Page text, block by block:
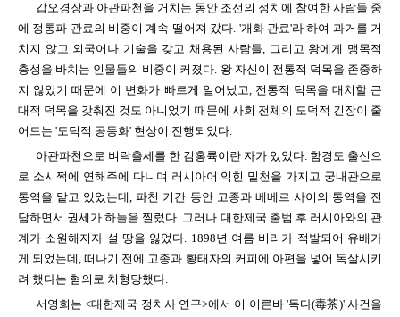
갑오경장과 아관파천을 거치는 동안 조선의 정치에 참여한 사람들 중
에 정통파 관료의 비중이 계속 떨어져 갔다. '개화 관료'라 하여 과거를 거
치지 않고 외국어나 기술을 갖고 채용된 사람들, 그리고 왕에게 맹목적
충성을 바치는 인물들의 비중이 커졌다. 왕 자신이 전통적 덕목을 존중하
지 않았기 때문에 이 변화가 빠르게 일어났고, 전통적 덕목을 대치할 근
대적 덕목을 갖춰진 것도 아니었기 때문에 사회 전체의 도덕적 긴장이 줄
어드는 '도덕적 공동화' 현상이 진행되었다.
아관파천으로 벼락출세를 한 김홍륙이란 자가 있었다. 함경도 출신으
로 소시쩍에 연해주에 다니며 러시아어 익힌 밑천을 가지고 궁내관으로
통역을 맡고 있었는데, 파천 기간 동안 고종과 베베르 사이의 통역을 전
담하면서 권세가 하늘을 찔렀다. 그러나 대한제국 출범 후 러시아와의 관
계가 소원해지자 설 땅을 잃었다. 1898년 여름 비리가 적발되어 유배가
게 되었는데, 떠나기 전에 고종과 황태자의 커피에 아편을 넣어 독살시키
려 했다는 혐의로 처형당했다.
서영희는 <대한제국 정치사 연구>에서 이 이른바 '독다(毒茶)' 사건을